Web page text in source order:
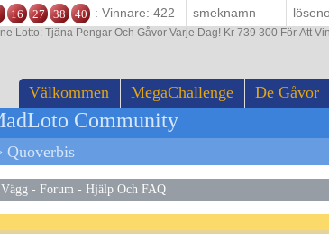
Välkommen MegaChallenge De Gåvor
16 27 38 40 : Vinnare: 422
Lotto: Tjäna Pengar Och Gåvor Varje Dag! Kr 739 300 För Att
Community
Quoverbis
Vägg - Forum - Hjälp Och FAQ